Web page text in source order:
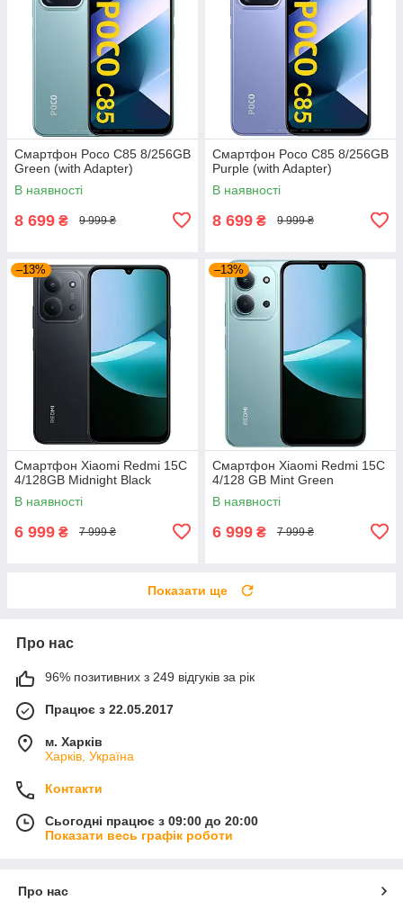
Смартфон Poco C85 8/256GB
Green (with Adapter)
В наявності
8 699 ₴ 9 999 ₴
Смартфон Poco C85 8/256GB
Purple (with Adapter)
В наявності
8 699 ₴ 9 999 ₴
–13%
Смартфон Xiaomi Redmi 15C
4/128GB Midnight Black
В наявності
6 999 ₴ 7 999 ₴
–13%
Смартфон Xiaomi Redmi 15C
4/128 GB Mint Green
В наявності
6 999 ₴ 7 999 ₴
Показати ще
Про нас
96% позитивних з 249 відгуків за рік
Працює з 22.05.2017
м. Харків
Харків, Україна
Контакти
Сьогодні працює з 09:00 до 20:00
Показати весь графік роботи
Про нас